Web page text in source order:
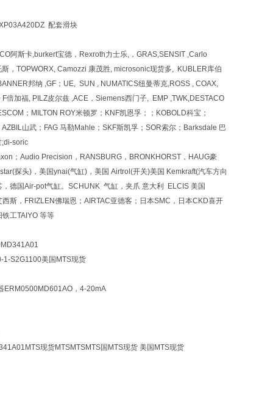
配套滑块
阿斯卡,burkert宝德，Rexroth力士乐,，GRAS,SENSIT ,Carlo
，TOPWORX, Camozzi 康茂胜, microsonic现货多, KUBLER库伯
邦纳 ,GF；UE, SUN , NUMATICS纽曼蒂克,ROSS , COAX,
倍加福, PILZ皮尔兹 ,ACE，Siemens西门子, EMP ,TWK,DESTACO
；MILTON ROY米顿罗；KNF凯恩孚；；KOBOLD科宝；
山武；FAG 马勒Mahle；SKF斯凯孚；SOR索尔；Barksdale 巴
;di-soric
；Audio Precision，RANSBURG，BRONKHORST，HAUG豪
探头)，美国ynai(气缸)，美国 Airtrol(开关)美国 Kemkraft(汽车方向
德国Air-pot气缸。SCHUNK 气缸，夹爪 意大利 ELCIS 美国
，FRIZLEN佛瑞恩；AIRTAC亚德客；日本SMC，日本CKD喜开
工TAIYO 等等
S2G1100美国MTS现货
ERM0500MD601AO，4-20mA
现货MTSMTSMTS国MTS现货 美国MTS现货